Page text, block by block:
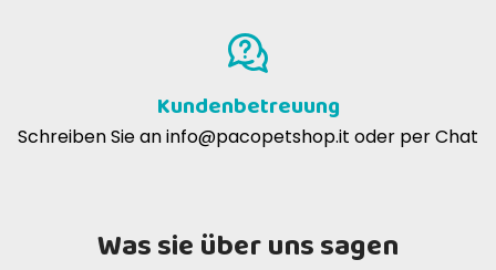
Kundenbetreuung
Schreiben Sie aninfo@pacopetshop.it oder per Chat
Was sie über uns sagen